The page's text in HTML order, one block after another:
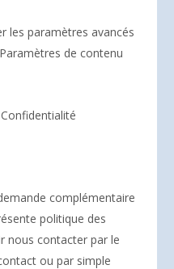
les paramètres avancés
de contenu
complémentaire
politique des
nous contacter par le
ou par simple